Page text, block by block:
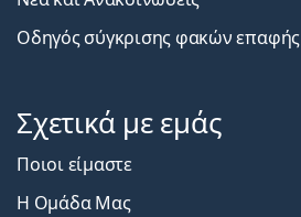
Οδηγός σύγκρισης φακών επαφής
Σχετικά με εμάς
Ποιοι είμαστε
Η Ομάδα Μας